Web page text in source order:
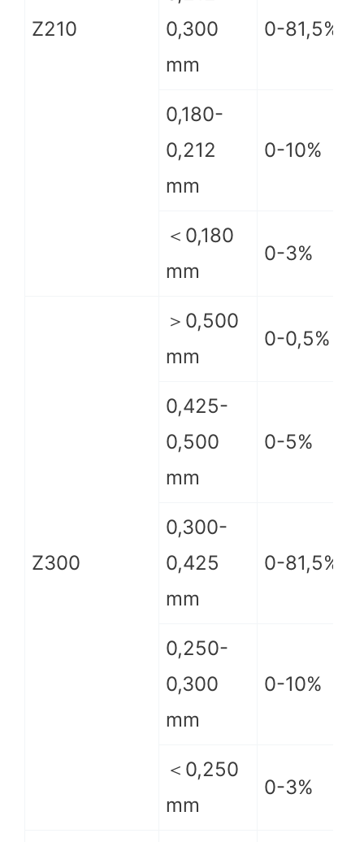
Z210
0,300
mm
0-81,5%
0,180-
0,212
mm
0-10%
＜0,180
mm
0-3%
Z300
＞0,500
mm
0-0,5%
0,425-
0,500
mm
0-5%
0,300-
0,425
mm
0-81,5%
0,250-
0,300
mm
0-10%
＜0,250
mm
0-3%